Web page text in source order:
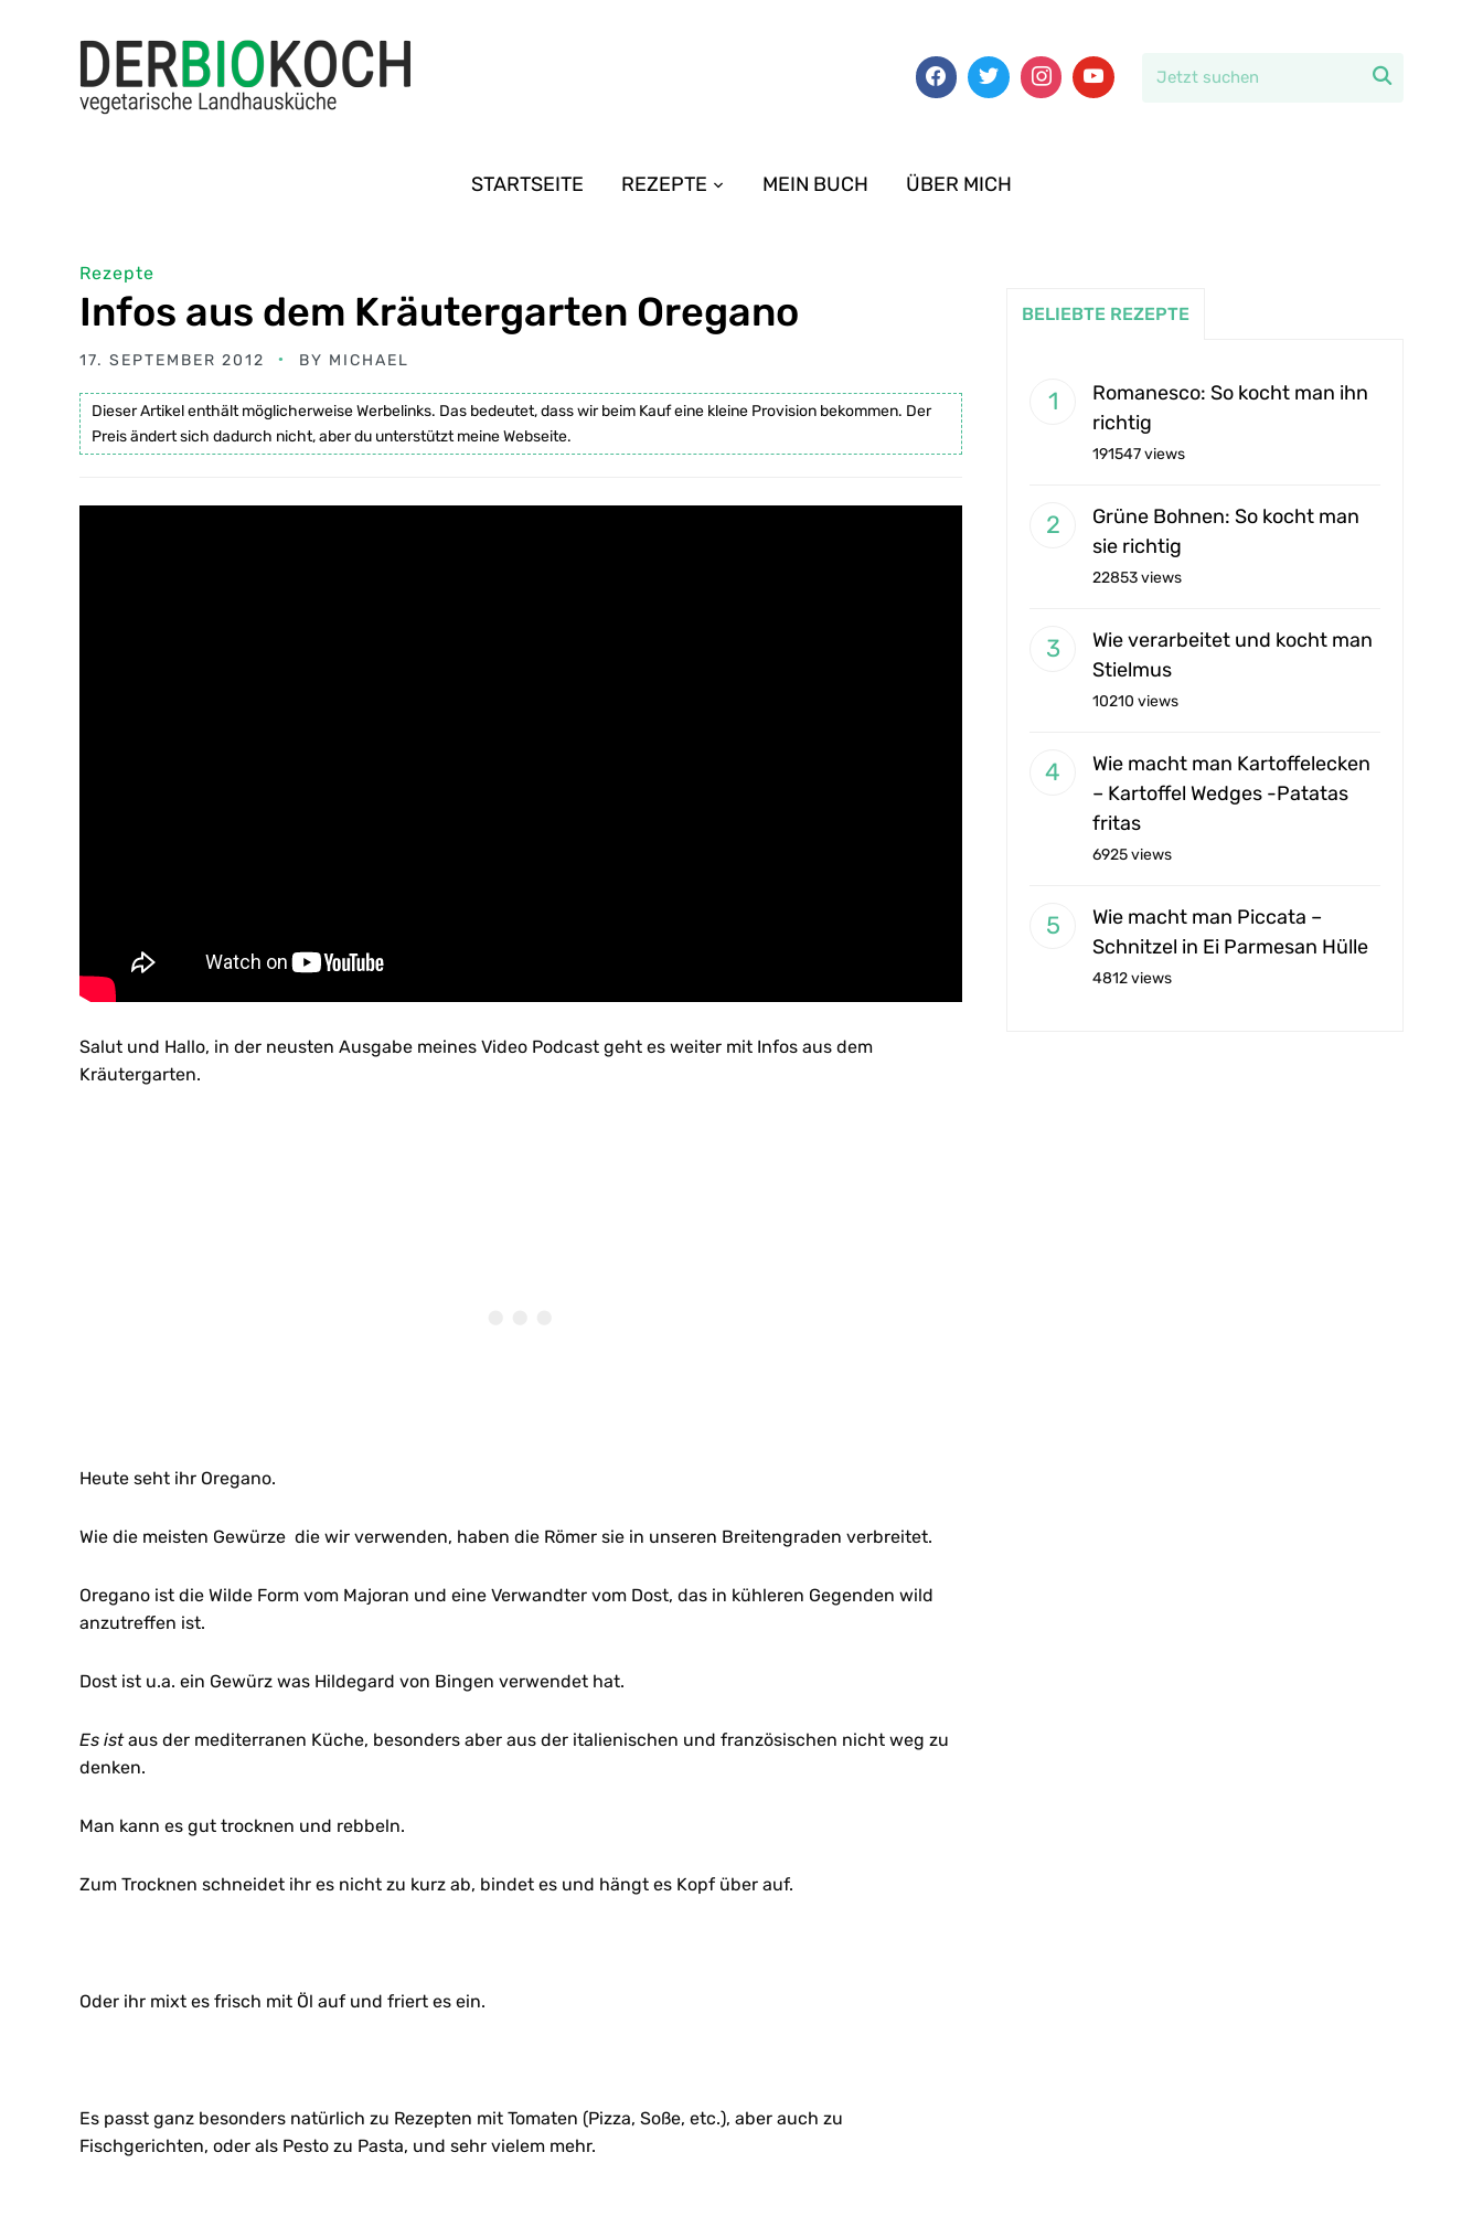

STARTSEITE REZEPTE MEIN BUCH ÜBER MICH
Rezepte
Infos aus dem Kräutergarten Oregano
17. SEPTEMBER 2012 BY MICHAEL
Dieser Artikel enthält möglicherweise Werbelinks. Das bedeutet, dass wir beim Kauf eine kleine Provision bekommen. Der
Preis ändert sich dadurch nicht, aber du unterstützt meine Webseite.
Salut und Hallo, in der neusten Ausgabe meines Video Podcast geht es weiter mit Infos aus dem
Kräutergarten.
Heute seht ihr Oregano.
Wie die meisten Gewürze die wir verwenden, haben die Römer sie in unseren Breitengraden verbreitet.
Oregano ist die Wilde Form vom Majoran und eine Verwandter vom Dost, das in kühleren Gegenden wild
anzutreffen ist.
Dost ist u.a. ein Gewürz was Hildegard von Bingen verwendet hat.
Es istaus der mediterranen Küche, besonders aber aus der italienischen und französischen nicht weg zu
denken.
Man kann es gut trocknen und rebbeln.
Zum Trocknen schneidet ihr es nicht zu kurz ab, bindet es und hängt es Kopf über auf.
Oder ihr mixt es frisch mit Öl auf und friert es ein.
Es passt ganz besonders natürlich zu Rezepten mit Tomaten (Pizza, Soße, etc.), aber auch zu
Fischgerichten, oder als Pesto zu Pasta, und sehr vielem mehr.
BELIEBTE REZEPTE
Romanesco: So kocht man ihn
richtig
191547 views
Grüne Bohnen: So kocht man
sie richtig
22853 views
Wie verarbeitet und kocht man
Stielmus
10210 views
Wie macht man Kartoffelecken
– Kartoffel Wedges -Patatas
fritas
6925 views
Wie macht man Piccata –
Schnitzel in Ei Parmesan Hülle
4812 views